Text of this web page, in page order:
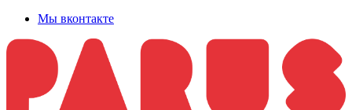
Мы вконтакте